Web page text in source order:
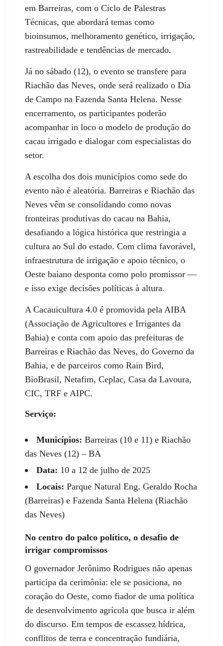
em Barreiras, com o Ciclo de Palestras
Técnicas, que abordará temas como
bioinsumos, melhoramento genético, irrigação,
rastreabilidade e tendências de mercado.
Já no sábado (12), o evento se transfere para
Riachão das Neves, onde será realizado o Dia
de Campo na Fazenda Santa Helena. Nesse
encerramento, os participantes poderão
acompanhar in loco o modelo de produção do
cacau irrigado e dialogar com especialistas do
setor.
A escolha dos dois municípios como sede do
evento não é aleatória. Barreiras e Riachão das
Neves vêm se consolidando como novas
fronteiras produtivas do cacau na Bahia,
desafiando a lógica histórica que restringia a
cultura ao Sul do estado. Com clima favorável,
infraestrutura de irrigação e apoio técnico, o
Oeste baiano desponta como polo promissor —
e isso exige decisões políticas à altura.
A Cacauicultura 4.0 é promovida pela AIBA
(Associação de Agricultores e Irrigantes da
Bahia) e conta com apoio das prefeituras de
Barreiras e Riachão das Neves, do Governo da
Bahia, e de parceiros como Rain Bird,
BioBrasil, Netafim, Ceplac, Casa da Lavoura,
CIC, TRF e AIPC.
Serviço:
Municípios: Barreiras (10 e 11) e Riachão
das Neves (12) – BA
Data: 10 a 12 de julho de 2025
Locais: Parque Natural Eng. Geraldo Rocha
(Barreiras) e Fazenda Santa Helena (Riachão
das Neves)
No centro do palco político, o desafio de
irrigar compromissos
O governador Jerônimo Rodrigues não apenas
participa da cerimônia: ele se posiciona, no
coração do Oeste, como fiador de uma política
de desenvolvimento agrícola que busca ir além
do discurso. Em tempos de escassez hídrica,
conflitos de terra e concentração fundiária,